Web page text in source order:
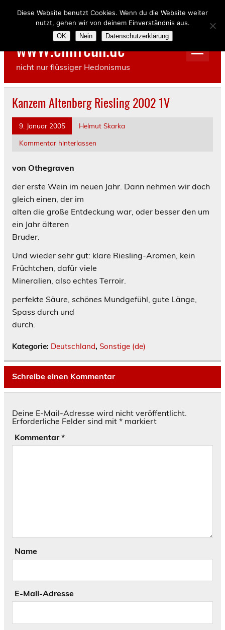
wwW.einfreun.de
nicht nur flüssiger Hedonismus
Kanzem Altenberg Riesling 2002 1V
9. Januar 2005
Helmut Skarka
Kommentar hinterlassen
von Othegraven
der erste Wein im neuen Jahr. Dann nehmen wir doch
gleich einen, der im
alten die große Entdeckung war, oder besser den um
ein Jahr älteren
Bruder.
Und wieder sehr gut: klare Riesling-Aromen, kein
Früchtchen, dafür viele
Mineralien, also echtes Terroir.
perfekte Säure, schönes Mundgefühl, gute Länge,
Spass durch und
durch.
Kategorie: Deutschland, Sonstige (de)
Schreibe einen Kommentar
Deine E-Mail-Adresse wird nicht veröffentlicht.
Erforderliche Felder sind mit * markiert
Kommentar*
Name
E-Mail-Adresse
Diese Website benutzt Cookies. Wenn du die Website weiter
nutzt, gehen wir von deinem Einverständnis aus.
OK Nein Datenschutzerklärung